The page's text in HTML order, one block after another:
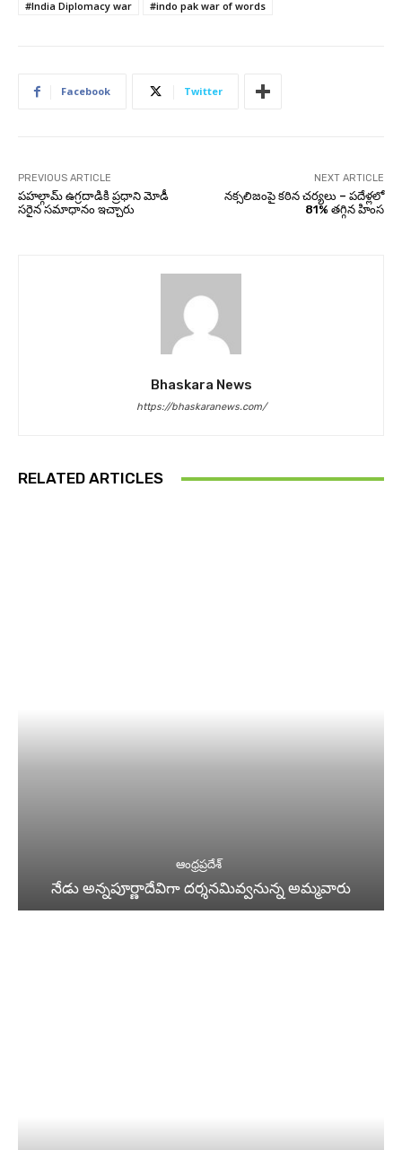
#India Diplomacy war #indo pak war of words
Facebook Twitter
PREVIOUS ARTICLE
పహల్గామ్‌ ఉగ్రదాడికి ప్రధాని మోడీ
సరైన సమాధానం ఇచ్చారు
NEXT ARTICLE
నక్సలిజంపై కఠిన చర్యలు – పదేళ్లలో
81% తగ్గిన హింస
Bhaskara News
https://bhaskaranews.com/
RELATED ARTICLES
ఆంధ్రప్రదేశ్
నేడు అన్నపూర్ణాదేవిగా దర్శనమివ్వనున్న అమ్మవారు